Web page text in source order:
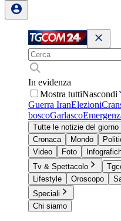
In evidenza
Mostra tuttiNascondi
Guerra IranElezioni
boscoGarlasco
Tutte le notizie del giorno
Cronaca
Mondo
Video
Foto
Tv & Spettacolo
Lifestyle
Oroscopo
Speciali
Chi siamo